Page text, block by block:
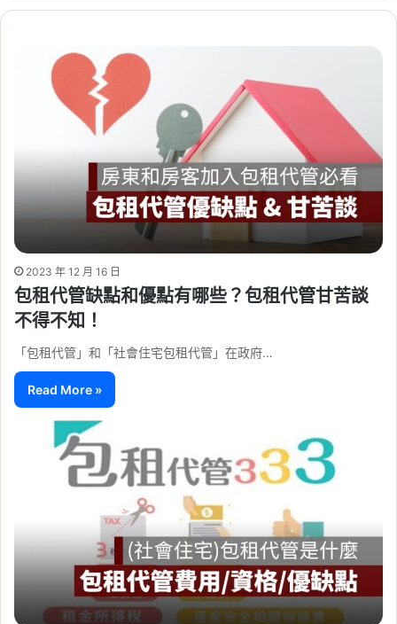
2023 年 12 月 16 日
包租代管缺點和優點有哪些？包租代管甘苦談
不得不知！
「包租代管」和「社會住宅包租代管」在政府…
Read More »